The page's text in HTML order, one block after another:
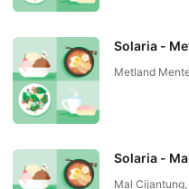
Solaria -
Metland
Solaria -
Mal